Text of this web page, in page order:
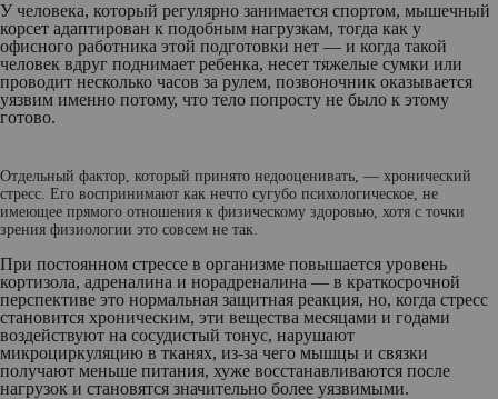
У человека, который регулярно занимается спортом, мышечный
корсет адаптирован к подобным нагрузкам, тогда как у
офисного работника этой подготовки нет — и когда такой
человек вдруг поднимает ребенка, несет тяжелые сумки или
проводит несколько часов за рулем, позвоночник оказывается
уязвим именно потому, что тело попросту не было к этому
готово.
Отдельный фактор, который принято недооценивать, — хронический
стресс. Его воспринимают как нечто сугубо психологическое, не
имеющее прямого отношения к физическому здоровью, хотя с точки
зрения физиологии это совсем не так.
При постоянном стрессе в организме повышается уровень
кортизола, адреналина и норадреналина — в краткосрочной
перспективе это нормальная защитная реакция, но, когда стресс
становится хроническим, эти вещества месяцами и годами
воздействуют на сосудистый тонус, нарушают
микроциркуляцию в тканях, из-за чего мышцы и связки
получают меньше питания, хуже восстанавливаются после
нагрузок и становятся значительно более уязвимыми.